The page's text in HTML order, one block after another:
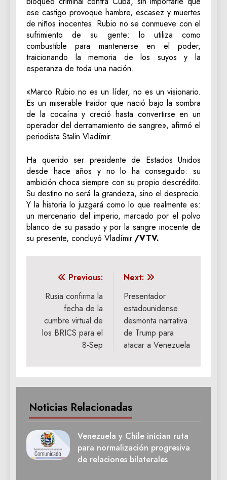
ese castigo provoque hambre, escasez y muertes
de niños inocentes. Rubio no se conmueve con el
sufrimiento de su gente: lo utiliza como
combustible para mantenerse en el poder,
traicionando la memoria de los suyos y la
esperanza de toda una nación.
«Marco Rubio no es un líder, no es un visionario.
Es un miserable traidor que nació bajo la sombra
de la cocaína y creció hasta convertirse en un
operador del derramamiento de sangre», afirmó el
periodista Stalin Vladímir.
Ha querido ser presidente de Estados Unidos
desde hace años y no lo ha conseguido: su
ambición choca siempre con su propio descrédito.
Su destino no será la grandeza, sino el desprecio.
Y la historia lo juzgará como lo que realmente es:
un mercenario del imperio, marcado por el polvo
blanco de su pasado y por la sangre inocente de
su presente, concluyó Vladímir./VTV.
Navegación
de
entradas
Previous:
Rusia confirma la
fecha de la
cumbre virtual de
los BRICS para el
8-Sep
Next:
Presentador
estadounidense
desmonta narrativa
de Trump para
atacar a Venezuela
Noticias Relacionadas
Venezuela y Chile inician ruta
para normalización progresiva
de relaciones bilaterales